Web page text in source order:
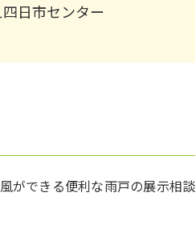
日市センター
ができる便利な雨戸の展示相談